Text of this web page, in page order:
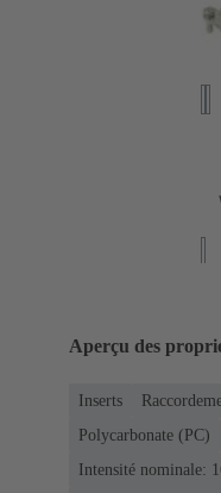
Aperçu des
Inserts
Polycarbonate (PC)
Intensité nominale: